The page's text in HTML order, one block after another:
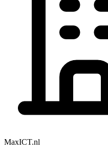
MaxICT.nl